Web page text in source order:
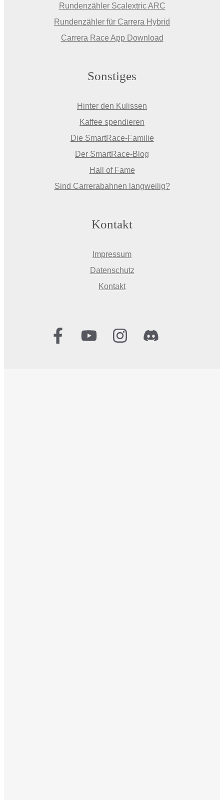
Rundenzähler Scalextric ARC
Rundenzähler für Carrera Hybrid
Carrera Race App Download
Sonstiges
Hinter den Kulissen
Kaffee spendieren
Die SmartRace-Familie
Der SmartRace-Blog
Hall of Fame
Sind Carrerabahnen langweilig?
Kontakt
Impressum
Datenschutz
Kontakt